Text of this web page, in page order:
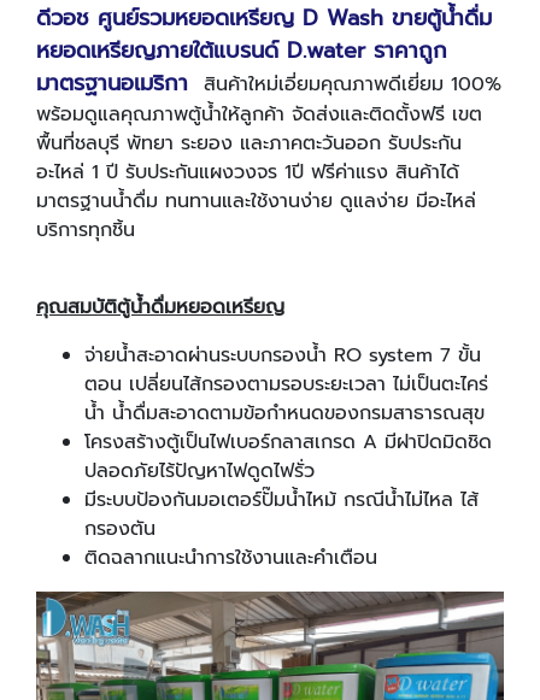
ดีวอช ศูนย์รวมหยอดเหรียญ D Wash ขายตู้น้ำดื่ม
หยอดเหรียญภายใต้แบรนด์ D.water ราคาถูก
มาตรฐานอเมริกา สินค้าใหม่เอี่ยมคุณภาพดีเยี่ยม 100%
พร้อมดูแลคุณภาพตู้น้ำให้ลูกค้า จัดส่งและติดตั้งฟรี เขต
พื้นที่ชลบุรี พัทยา ระยอง และภาคตะวันออก รับประกัน
อะไหล่ 1 ปี รับประกันแผงวงจร 1ปี ฟรีค่าแรง สินค้าได้
มาตรฐานน้ำดื่ม ทนทานและใช้งานง่าย ดูแลง่าย มีอะไหล่
บริการทุกชิ้น
คุณสมบัติตู้น้ำดื่มหยอดเหรียญ
จ่ายน้ำสะอาดผ่านระบบกรองน้ำ RO system 7 ขั้น
ตอน เปลี่ยนไส้กรองตามรอบระยะเวลา ไม่เป็นตะไคร่
น้ำ น้ำดื่มสะอาดตามข้อกำหนดของกรมสาธารณสุข
โครงสร้างตู้เป็นไฟเบอร์กลาสเกรด A มีฝาปิดมิดชิด
ปลอดภัยไร้ปัญหาไฟดูดไฟรั่ว
มีระบบป้องกันมอเตอร์ปั๊มน้ำไหม้ กรณีน้ำไม่ไหล ไส้
กรองตัน
ติดฉลากแนะนำการใช้งานและคำเตือน